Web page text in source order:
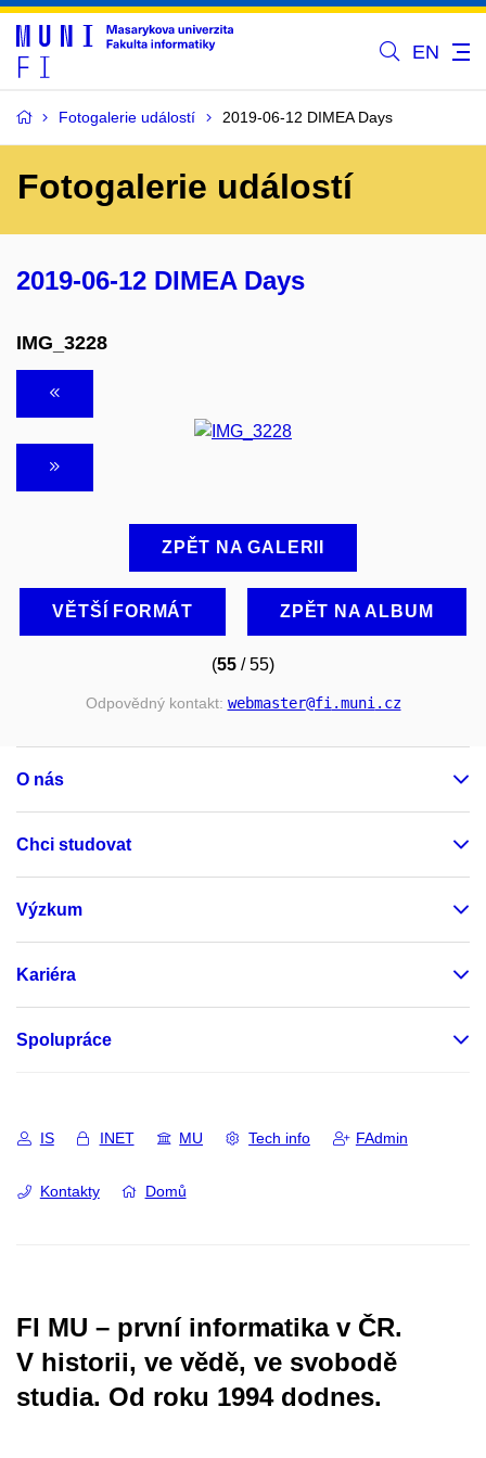
EN
Fotogalerie událostí 2019-06-12 DIMEA Days
Fotogalerie událostí
2019-06-12 DIMEA Days
IMG_3228
ZPĚT NA GALERII
VĚTŠÍ FORMÁT ZPĚT NA ALBUM
(55 / 55)
Odpovědný kontakt: webmaster@fi.muni.cz
O nás
Chci studovat
Výzkum
Kariéra
Spolupráce
IS INET MU Tech info FAdmin
Kontakty Domů
FI MU – první informatika v ČR.
V historii, ve vědě, ve svobodě
studia. Od roku 1994 dodnes.